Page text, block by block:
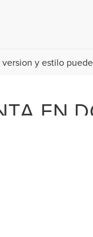
y estilo
EN